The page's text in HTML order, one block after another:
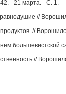
- 21 марта. - С. 1.
//
//
большевистской
//